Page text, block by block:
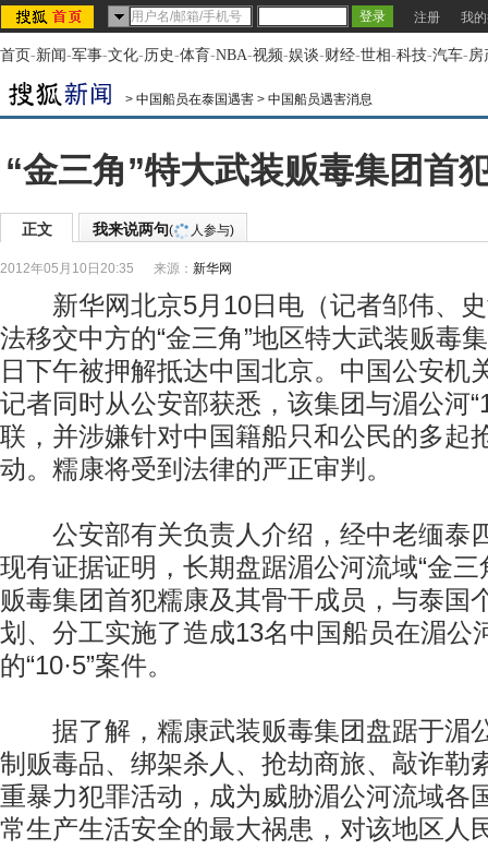
注册 我
首页-新闻-军事-文化-历史-体育-NBA-视频-娱谈-财经-世相-科技-汽车-房
> 中国船员在泰国遇害 > 中国船员遇害消息
“金三角”特大武装贩毒集团首
正文 我来说两句( 人参与)
2012年05月10日20:35 来源： 新华网
新华网北京5月10日电（记者邹伟、史
法移交中方的“金三角”地区特大武装贩毒
日下午被押解抵达中国北京。中国公安机
记者同时从公安部获悉，该集团与湄公河
联，并涉嫌针对中国籍船只和公民的多起
动。糯康将受到法律的严正审判。
公安部有关负责人介绍，经中老缅泰
现有证据证明，长期盘踞湄公河流域“金三
贩毒集团首犯糯康及其骨干成员，与泰国
划、分工实施了造成13名中国船员在湄公
的“10·5”案件。
据了解，糯康武装贩毒集团盘踞于湄
制贩毒品、绑架杀人、抢劫商旅、敲诈勒
重暴力犯罪活动，成为威胁湄公河流域各
常生产生活安全的最大祸患，对该地区人